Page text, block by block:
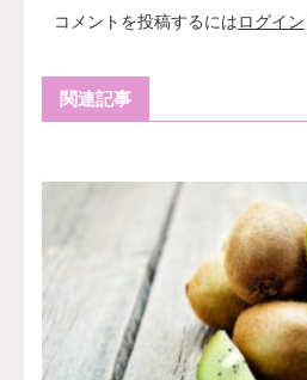
コメントを投稿するにはログイン
関連記事